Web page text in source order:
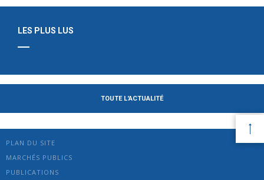
LES PLUS LUS
TOUTE L'ACTUALITÉ
PLAN DU SITE
MARCHÉS PUBLICS
PUBLICATIONS